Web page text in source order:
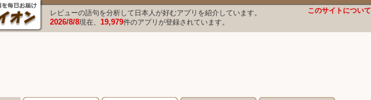
レビューの語句を分析して日本人が好むアプリを紹介しています。
2026/8/8現在、 19,979件のアプリが登録されています。
このサイトについて